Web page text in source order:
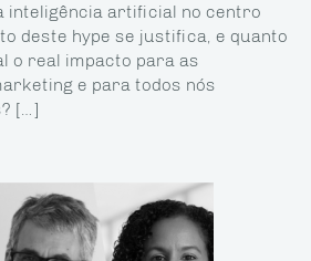
inteligência artificial no centro
deste hype se justifica, e quanto
o real impacto para as
e para todos nós
[…]